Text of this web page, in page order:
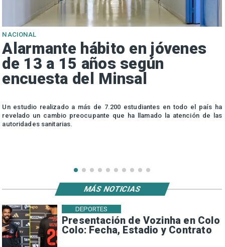
NACIONAL
Alarmante hábito en jóvenes
de 13 a 15 años según
encuesta del Minsal
Un estudio realizado a más de 7.200 estudiantes en todo el país ha
revelado un cambio preocupante que ha llamado la atención de las
autoridades sanitarias.
Presentación de Vozinha en Colo
Colo: Fecha, Estadio y Contrato
DEPORTES
MÁS NOTICIAS